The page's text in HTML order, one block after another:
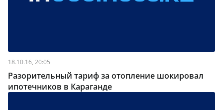
18.10.16, 20:05
Разорительный тариф за отопление шокировал
ипотечников в Караганде